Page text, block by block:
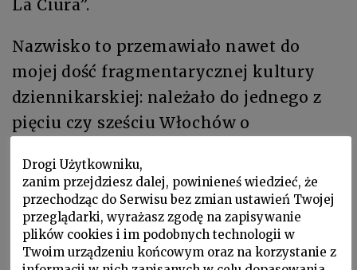
La Ciura”.
Nazwisko to przemawiało nawet do
mojej dość fragmentarycznej kultury
dziennikarskiej: należało do jednego z
pięciu czy sześciu Włochów o
najznakomitszego hellenisty naszych
czasów. Wyjaśniła mi się od razu lektura
grubych czasopism i pieszczotliwe
gładzenie fotografii. A także jego
Drogi Użytkowniku,
zanim przejdziesz dalej, powinieneś wiedzieć, że
przechodząc do Serwisu bez zmian ustawień Twojej
przeglądarki, wyrażasz zgodę na zapisywanie
plików cookies i im podobnych technologii w
Twoim urządzeniu końcowym oraz na korzystanie z